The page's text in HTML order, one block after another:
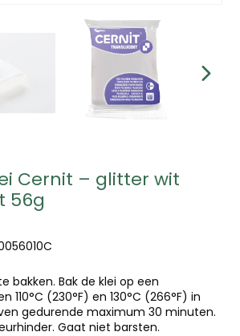
Cernit – glitter wit
56g
bakken. Bak de klei op een
110°C (230°F) en 130°C (266°F) in
gedurende maximum 30 minuten.
Gaat niet barsten.